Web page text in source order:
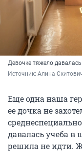
Девочке тяжело
Источник: Алина
Еще одна наша
ее дочка не
давалась учеба в
решила не идти.